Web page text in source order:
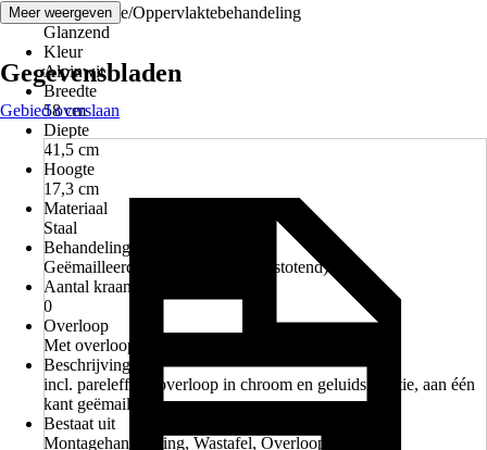
Oppervlakte/Oppervlaktebehandeling
Glanzend
Kleur
Alpinwit
Breedte
58 cm
Diepte
41,5 cm
Hoogte
17,3 cm
Materiaal
Staal
Behandeling
Geëmailleerd, Nano-effect (vuilafstotend)
Aantal kraangaten
0
Overloop
Met overloop
Beschrijving
incl. pareleffect, overloop in chroom en geluidsisolatie, aan één
kant geëmailleerd
Bestaat uit
Montagehandleiding, Wastafel, Overloopgarnituur
Meer weergeven
Gegevensbladen
Gebied overslaan